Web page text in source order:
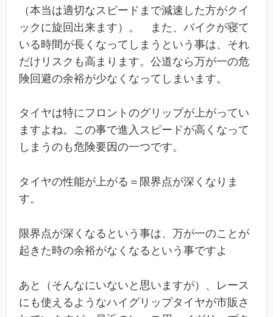
（本当は適切なスピードまで減速した方がクイ
ックに旋回出来ます）。 また、バイクが寝て
いる時間が長くなってしまうという事は、それ
だけリスクも高まります。公道なら万が一の危
険回避の余裕が少なくなってしまいます。
タイヤは特にフロントのグリップが上がってい
ますよね。この事で進入スピードが高くなって
しまうのも危険要因の一つです。
タイヤの性能が上がる＝限界点が深くなりま
す。
限界点が深くなるという事は、万が一のことが
起きた時の余裕がなくなるという事ですよ
あと（そんなにいないと思いますが）、レース
にも使えるようなハイグリップタイヤが市販さ